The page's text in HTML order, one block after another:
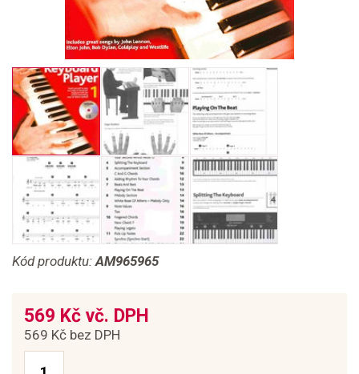
Kód produktu:AM965965
569 Kč vč. DPH
569 Kč bez DPH